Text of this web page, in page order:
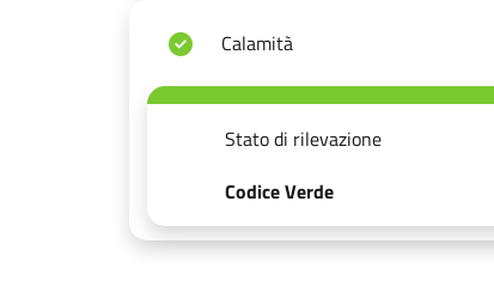
Calamità
Stato di rilevazione
Codice Verde